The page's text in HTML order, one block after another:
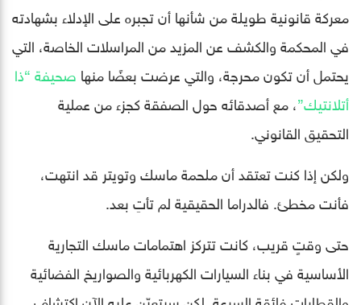
معركة قانونية طويلة من شأنها أن تجبره على الإدلاء بشهادته
في المحكمة والكشف عن المزيد من المراسلات الخاصة، التي
يحتمل أن تكون محرجة، والتي عرضت بعضًا منها صحيفة “ذا
أتلانتيك”، مع أصدقائه حول الصفقة كجزء من عملية
التحقيق القانوني.
ولكن إذا كنت تعتقد أن ملحمة ماسك وتويتر قد انتهت،
فأنت مخطئ. فالدراما الحقيقية لم تأتِ بعد.
حتى وقتٍ قريب، كانت تتركز اهتمامات ماسك التجارية
الأساسية في بناء السيارات الكهربائية والصواريخ الفضائية